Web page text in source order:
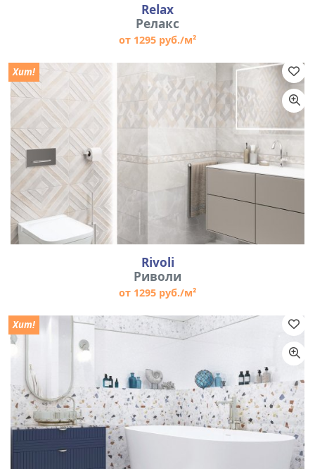
Relax
Релакс
от 1295 руб./м²
Rivoli
Риволи
от 1295 руб./м²
Хит!
Хит!